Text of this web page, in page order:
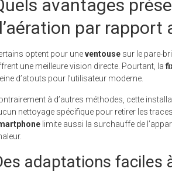
avantages
par
optent pour uneventouse sur le pare-
une meilleure vision directe. Pourtant, la
d’atouts pour l’utilisateur moderne.
à d’autres méthodes, cette
nettoyage spécifique pour retirer les
limite aussi la surchauffe de
adaptations faciles